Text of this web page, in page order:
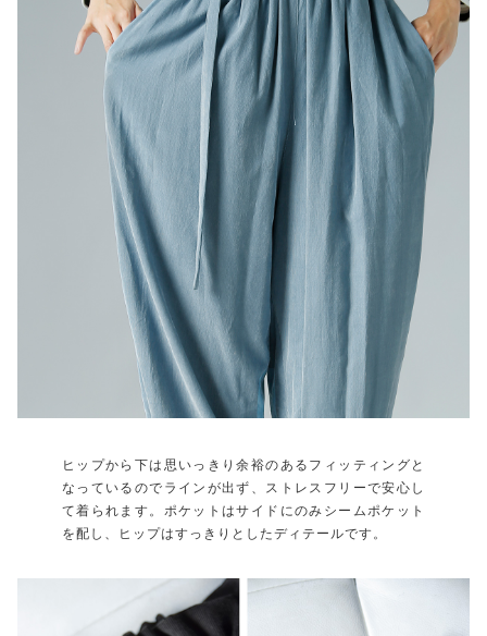
ヒップから下は思いっきり余裕のあるフィッティングと
なっているのでラインが出ず、ストレスフリーで安心し
て着られます。ポケットはサイドにのみシームポケット
を配し、ヒップはすっきりとしたディテールです。